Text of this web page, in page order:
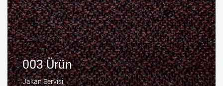
003 Ürün
Jakan Servisi